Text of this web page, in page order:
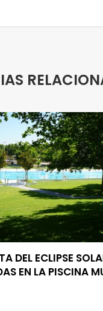
DEL ECLIPSE
EN LA PISCINA